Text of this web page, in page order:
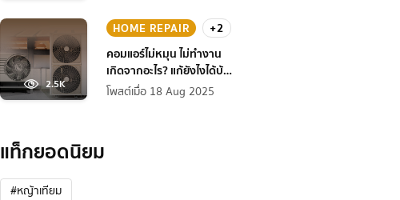
2.5K
HOME REPAIR
+2
คอมแอร์ไม่หมุน ไม่ทํางาน
เกิดจากอะไร? แก้ยังไงได้บ้าง
ก่อนแอร์พัง!
โพสต์เมื่อ 18 Aug 2025
แท็กยอดนิยม
#หญ้าเทียม